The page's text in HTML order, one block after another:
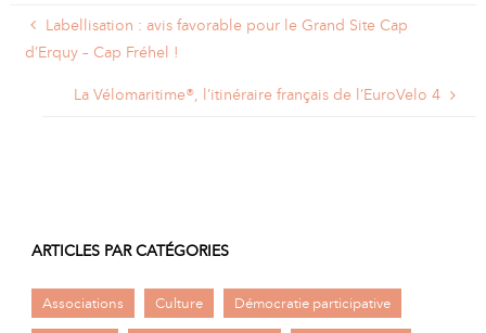
Labellisation : avis favorable pour le Grand Site Cap
d’Erquy – Cap Fréhel !
La Vélomaritime®, l’itinéraire français de l’EuroVelo 4
ARTICLES PAR CATÉGORIES
Associations Culture Démocratie participative